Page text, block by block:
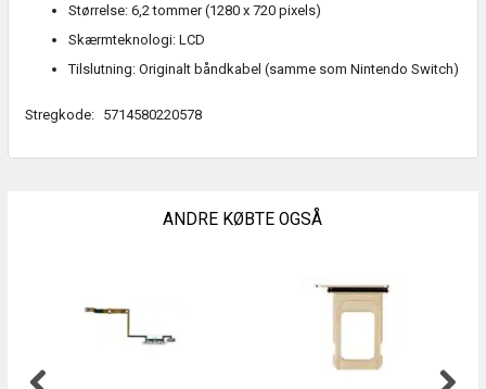
Størrelse: 6,2 tommer (1280 x 720 pixels)
Skærmteknologi: LCD
Tilslutning: Originalt båndkabel (samme som Nintendo Switch)
Stregkode: 5714580220578
ANDRE KØBTE OGSÅ